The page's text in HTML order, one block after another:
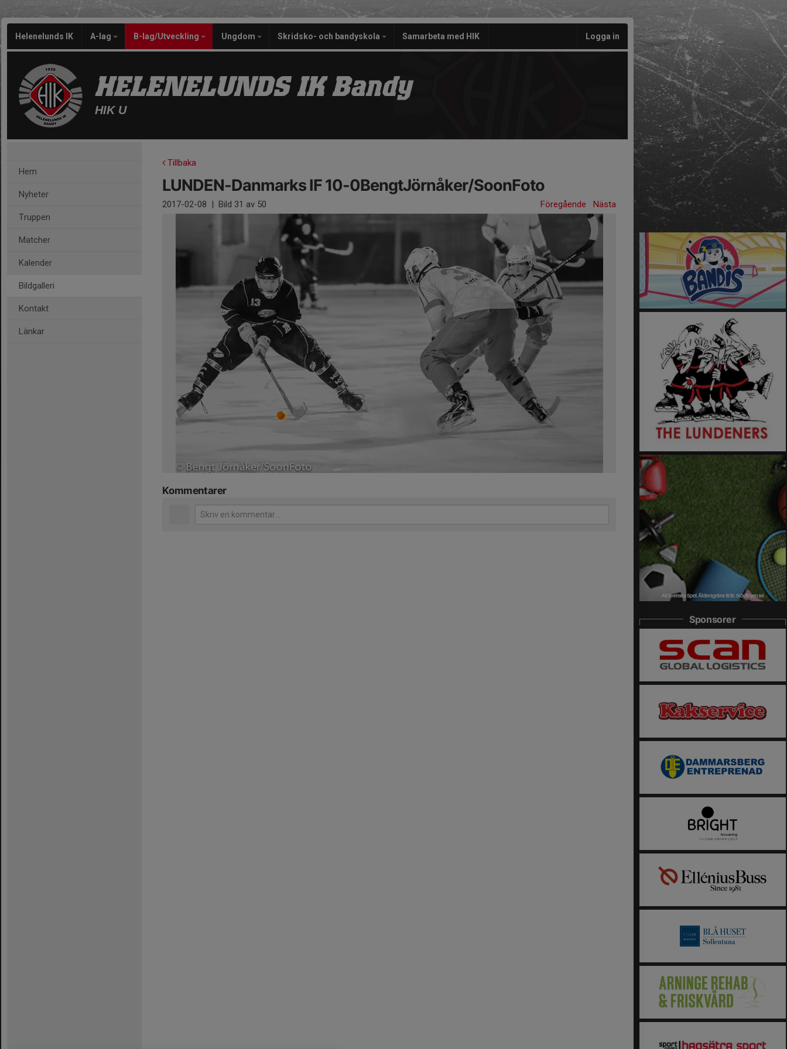
Helenelunds IK A-lag B-lag/Utveckling Ungdom Skridsko- och bandyskola Samarbeta med HIK Logga in
HELENELUNDS IK Bandy
HIK U
Hem
Nyheter
Truppen
Matcher
Kalender
Bildgalleri
Kontakt
Länkar
Tillbaka
LUNDEN-Danmarks IF 10-0BengtJörnåker/SoonFoto
2017-02-08 | Bild 31 av 50 Föregående Nästa
Kommentarer
Sponsorer